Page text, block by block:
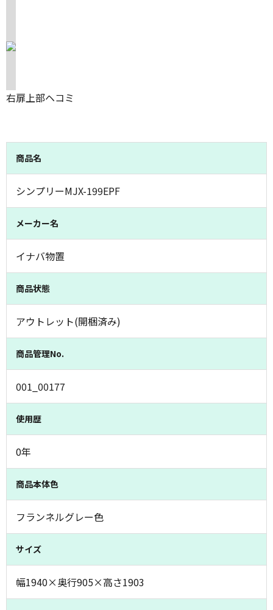
右扉上部ヘコミ
商品名
シンプリーMJX-199EPF
メーカー名
イナバ物置
商品状態
アウトレット(開梱済み)
商品管理No.
001_00177
使用歴
0年
商品本体色
フランネルグレー色
サイズ
幅1940×奥行905×高さ1903